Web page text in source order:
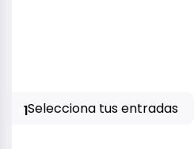
Selecciona tus entradas
1